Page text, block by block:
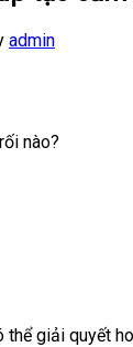
admin
nào?
giải quyết